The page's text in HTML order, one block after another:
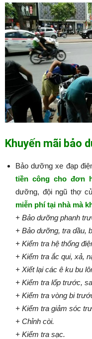
Khuyến mãi bảo
Bảo dưỡng xe đạp
tiền công cho đơn
dưỡng, đội ngũ thợ
miễn phí tại nhà mà
+ Bảo dưỡng phanh
+ Bảo dưỡng, tra dầu,
+ Kiểm tra hệ thống
+ Kiểm tra ắc qui, xả,
+ Xiết lại các ê ku bu
+ Kiểm tra lốp trước,
+ Kiểm tra vòng bi
+ Kiểm tra giảm sóc
+ Chỉnh còi.
+ Kiểm tra sạc.